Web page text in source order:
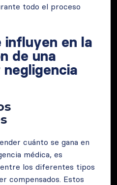
todo el proceso
influyen en la
de una
cuánto se gana en
médica, es
los diferentes tipos
compensados. Estos